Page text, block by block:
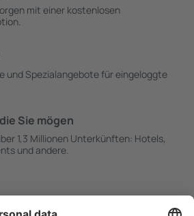
mit einer kostenlosen
und Spezialangebote für eingeloggte
Sie mögen
1,3 Millionen Unterkünften: Hotels,
und andere.
Unterkünfte von eSky Nutzern